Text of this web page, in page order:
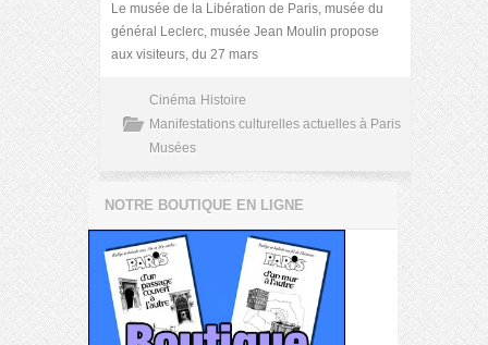
Le musée de la Libération de Paris, musée du
général Leclerc, musée Jean Moulin propose
aux visiteurs, du 27 mars
Cinéma Histoire
Manifestations culturelles actuelles à Paris
Musées
NOTRE BOUTIQUE EN LIGNE